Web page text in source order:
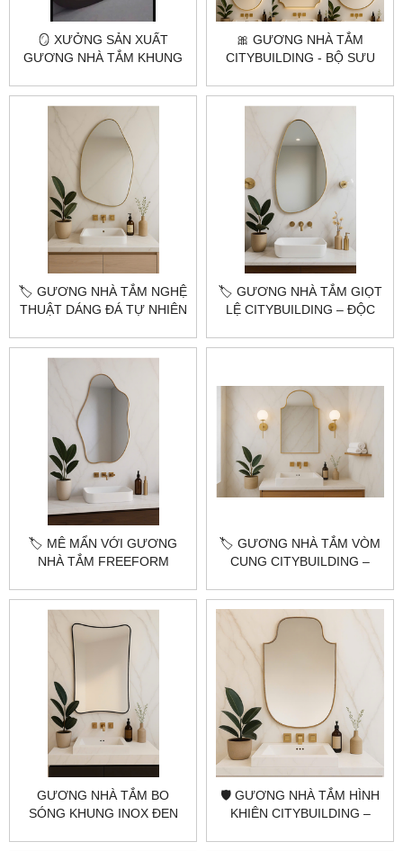
🪞 XƯỞNG SẢN XUẤT
GƯƠNG NHÀ TẮM KHUNG
CẦU – CITYBUILDING
🎀 GƯƠNG NHÀ TẮM
CITYBUILDING - BỘ SƯU
ĐỘC ĐÁO, CAO CẤP, GIÁ
🏷️ GƯƠNG NHÀ TẮM NGHỆ
THUẬT DÁNG ĐÁ TỰ NHIÊN
VÀ CUỐN HÚT
🏷️ GƯƠNG NHÀ TẮM GIỌT
LỆ CITYBUILDING – ĐỘC
CƯỠNG
🏷️ MÊ MẨN VỚI GƯƠNG
NHÀ TẮM FREEFORM
CITYBUILDING – ĐẸP LẠ
🏷️ GƯƠNG NHÀ TẮM VÒM
CUNG CITYBUILDING –
TRỌNG
GƯƠNG NHÀ TẮM BO
SÓNG KHUNG INOX ĐEN
🛡️ GƯƠNG NHÀ TẮM HÌNH
KHIÊN CITYBUILDING –